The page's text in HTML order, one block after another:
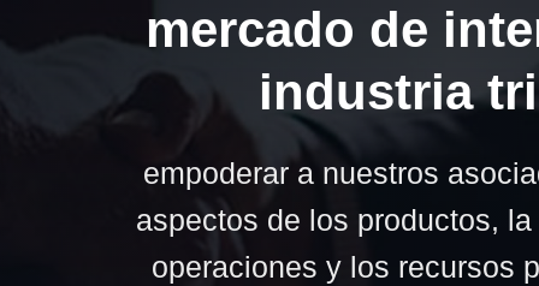
mercado de
industria
empoderar a nuestros
aspectos de los productos,
operaciones y los recursos